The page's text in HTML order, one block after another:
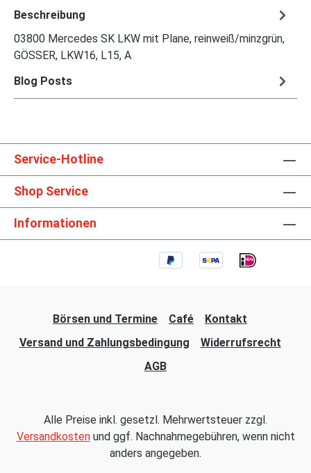
Beschreibung
03800 Mercedes SK LKW mit Plane, reinweiß/minzgrün,
GÖSSER, LKW16, L15, A
Blog Posts
Service-Hotline
Shop Service
Informationen
Börsen und Termine Café
Kontakt
Versand und Zahlungsbedingung
Widerrufsrecht
AGB
Alle Preise inkl. gesetzl. Mehrwertsteuer zzgl.
Versandkostenund ggf. Nachnahmegebühren, wenn nicht
anders angegeben.